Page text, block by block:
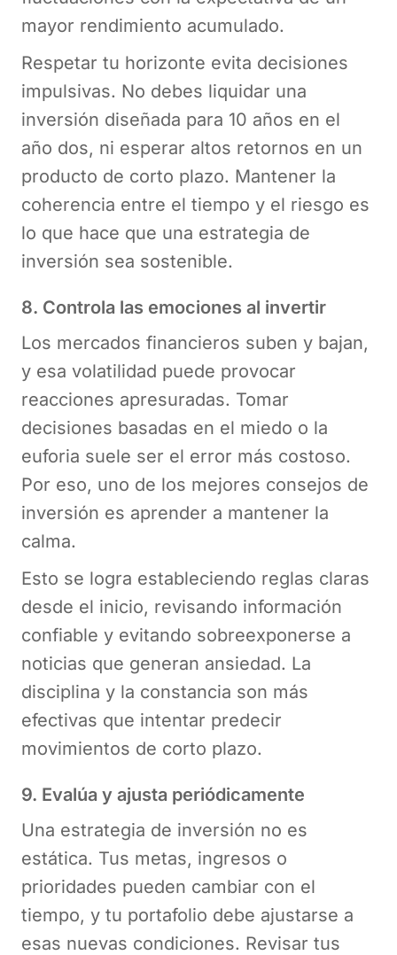
mayor rendimiento acumulado.
Respetar tu horizonte evita decisiones
impulsivas. No debes liquidar una
inversión diseñada para 10 años en el
año dos, ni esperar altos retornos en un
producto de corto plazo. Mantener la
coherencia entre el tiempo y el riesgo es
lo que hace que una estrategia de
inversión sea sostenible.
8. Controla las emociones al invertir
Los mercados financieros suben y bajan,
y esa volatilidad puede provocar
reacciones apresuradas. Tomar
decisiones basadas en el miedo o la
euforia suele ser el error más costoso.
Por eso, uno de los mejores consejos de
inversión es aprender a mantener la
calma.
Esto se logra estableciendo reglas claras
desde el inicio, revisando información
confiable y evitando sobreexponerse a
noticias que generan ansiedad. La
disciplina y la constancia son más
efectivas que intentar predecir
movimientos de corto plazo.
9. Evalúa y ajusta periódicamente
Una estrategia de inversión no es
estática. Tus metas, ingresos o
prioridades pueden cambiar con el
tiempo, y tu portafolio debe ajustarse a
esas nuevas condiciones. Revisar tus